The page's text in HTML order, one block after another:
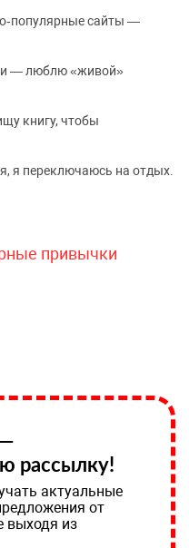
сайты —
— люблю «живой»
книгу, чтобы
я переключаюсь на отдых.
привычки
рассылку!
актуальные
от
выходя из